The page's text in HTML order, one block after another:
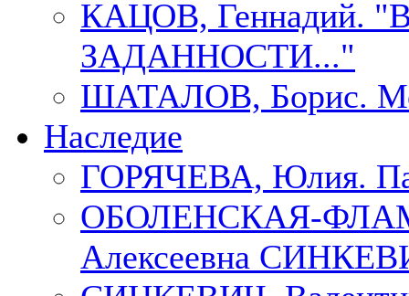
КАЦОВ, Геннадий.
ЗАДАННОСТИ..."
ШАТАЛОВ, Борис.
Наследие
ГОРЯЧЕВА, Юлия.
ОБОЛЕНСКАЯ-ФЛАМ,
Алексеевна